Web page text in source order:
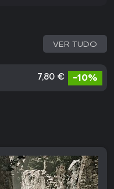
VER TUDO
7,80 € -10%